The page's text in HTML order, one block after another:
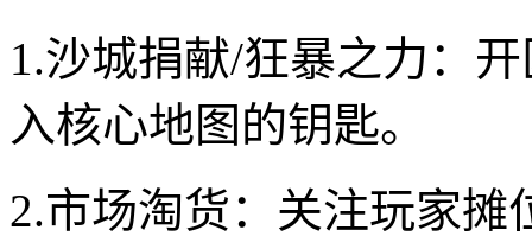
1.沙城捐献/狂暴之力：
入核心地图的钥匙。
2.市场淘货：关注玩家